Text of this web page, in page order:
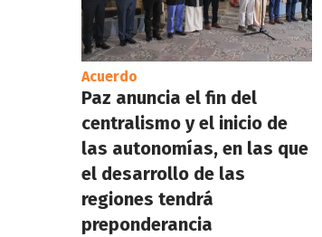
Acuerdo
Paz anuncia el fin del
centralismo y el inicio de
las autonomías, en las que
el desarrollo de las
regiones tendrá
preponderancia